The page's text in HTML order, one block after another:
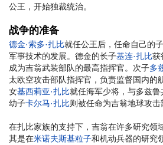
公王，开始独裁统治。
战争的准备
德金·索多·扎比就任公王后，任命自己的
军事技术的发展。德金的长子基连·扎比获
成为吉翁武装部队的最高指挥官。次子多
太欧空攻击部队指挥官，负责监督国内的
女基西莉亚·扎比就任海军少将，与多兹鲁
幼子卡尔马·扎比则被任命为吉翁地球攻击
在扎比家族的支持下，吉翁在许多研究领
其是在米诺夫斯基粒子和机动兵器的研究